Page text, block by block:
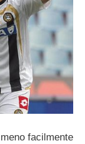
facilmente